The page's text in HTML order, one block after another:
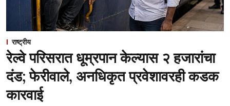
राष्ट्रीय
रेल्वे परिसरात धूम्रपान केल्यास २ हजारांचा
दंड; फेरीवाले, अनधिकृत प्रवेशावरही कडक
कारवाई